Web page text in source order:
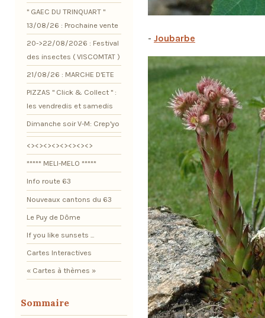
- Joubarbe
" GAEC DU TRINQUART "
13/08/26 : Prochaine vente
20->22/08/2026 : Festival
des insectes ( VISCOMTAT )
21/08/26 : MARCHE D'ETE
PIZZAS " Click & Collect " :
les vendredis et samedis
Dimanche soir V-M: Crep'yo
<><><><><><><><>
***** MELI-MELO *****
Info route 63
Nouveaux cantons du 63
Le Puy de Dôme
If you like sunsets ...
Cartes Interactives
« Cartes à thèmes »
Sommaire